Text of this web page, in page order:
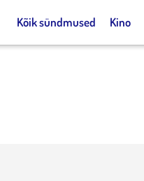
Kõik sündmused Kino